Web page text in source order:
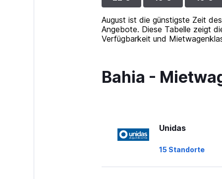
to
24.
August ist die günstigste Zeit
Angebote. Diese Tabelle zeigt
Verfügbarkeit und
Bahia -
Unidas
15 Standorte